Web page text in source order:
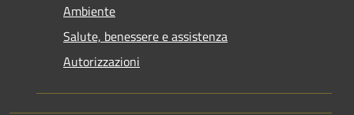
Ambiente
Salute, benessere e assistenza
Autorizzazioni